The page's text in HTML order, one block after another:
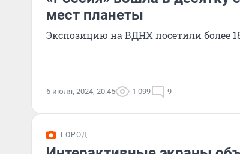
мест планеты
Экспозицию на ВДНХ посетили более
6 июля, 2024, 20:45 1 099 9
ГОРОД